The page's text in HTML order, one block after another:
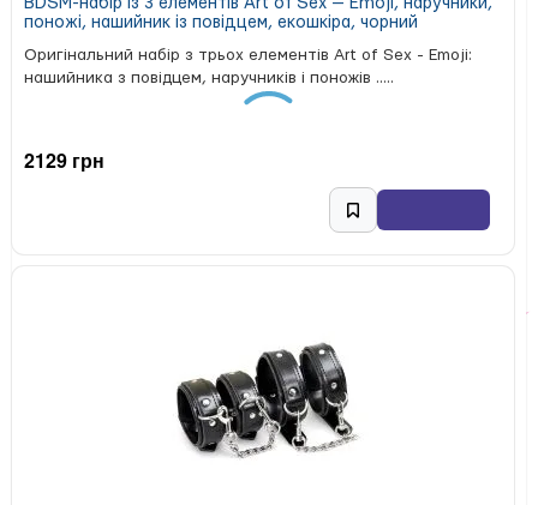
дизайн
– преміальна естетика без вульгарності
✅
Висока якість матеріалів
– натуральна шкіра та міцні
металеві елементи ✅ Зручність зберігання
висувні ящики для персоналізованого простору
Пориньте у світ чуттєвих експериментів із
преміальним набором BDSM від LOCKINK!
поножі, нашийник із повідцем, екошкіра, чорний
Оригінальний набір з трьох елементів Art of Sex - Emoji:
нашийника з повідцем, наручників і поножів .....
2129 грн